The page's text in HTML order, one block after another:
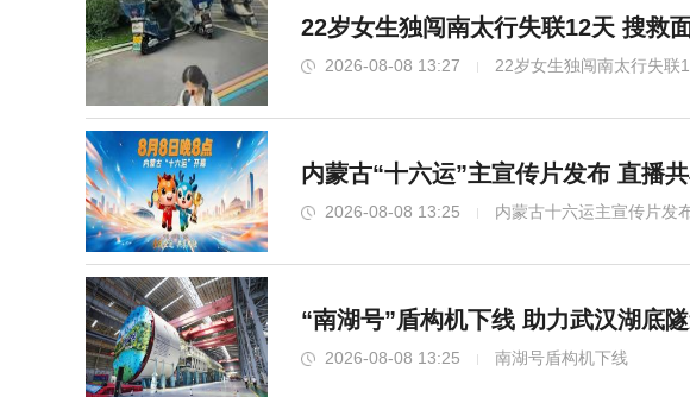
22岁女生独闯南太行失联12天 搜救
2026-08-08 13:27 22岁女生独闯南太行失联
内蒙古“十六运”主宣传片发布 直播
2026-08-08 13:25 内蒙古十六运主宣传片发
“南湖号”盾构机下线 助力武汉湖底
2026-08-08 13:25 南湖号盾构机下线